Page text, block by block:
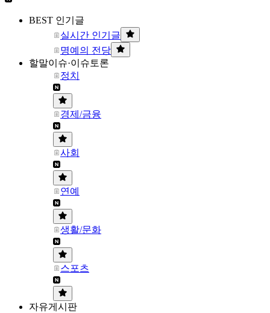
BEST 인기글
실시간 인기글
명예의 전당
할말이슈·이슈토론
정치
경제/금융
사회
연예
생활/문화
스포츠
자유게시판